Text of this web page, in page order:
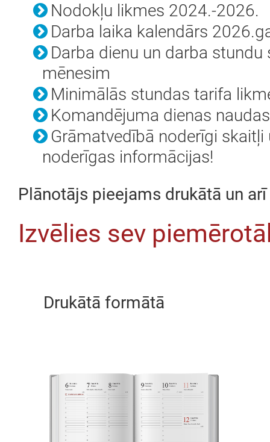
Nodokļu likmes 2024.-2026.
Darba laika kalendārs
Darba dienu un darba
mēnesim
Minimālās stundas tarifa
Komandējuma dienas
Grāmatvedībā noderīgi
noderīgas informācijas!
Plānotājs pieejams drukātā un
Izvēlies sev
Drukātā formātā